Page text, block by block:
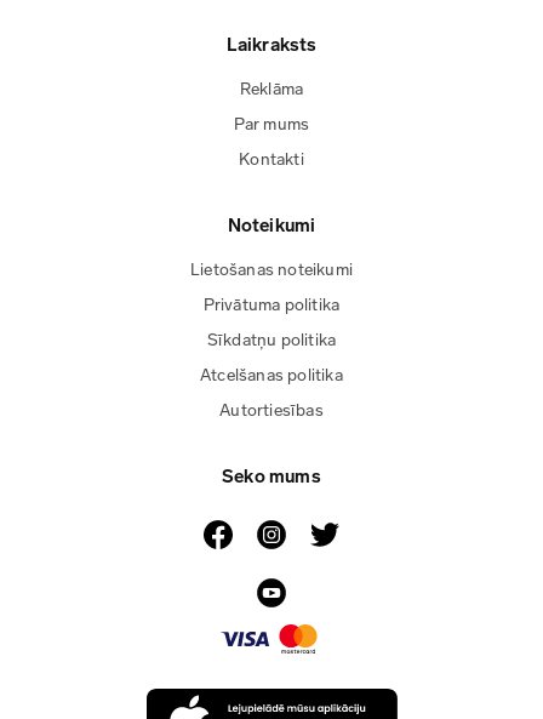
Laikraksts
Reklāma
Par mums
Kontakti
Noteikumi
Lietošanas noteikumi
Privātuma politika
Sīkdatņu politika
Atcelšanas politika
Autortiesības
Seko mums